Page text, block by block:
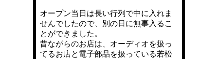
オープン当日は長い行列で中に入れま
せんでしたので、別の日に無事入るこ
とができました。
昔ながらのお店は、オーディオを扱っ
てるお店と電子部品を扱っている若松